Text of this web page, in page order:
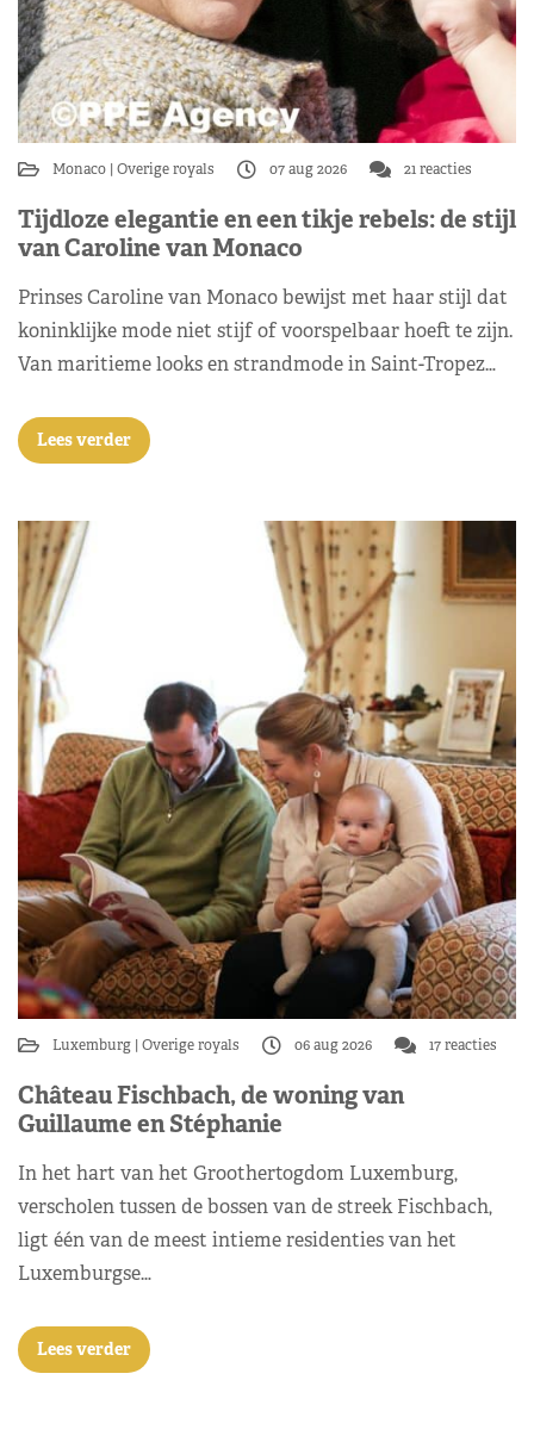
Monaco Overige royals 07 aug 2026 21 reacties
Tijdloze elegantie en een tikje rebels: de stijl
van Caroline van Monaco
Prinses Caroline van Monaco bewijst met haar stijl dat
koninklijke mode niet stijf of voorspelbaar hoeft te zijn.
Van maritieme looks en strandmode in Saint-Tropez…
Lees verder
Luxemburg Overige royals 06 aug 2026 17 reacties
Château Fischbach, de woning van
Guillaume en Stéphanie
In het hart van het Groothertogdom Luxemburg,
verscholen tussen de bossen van de streek Fischbach,
ligt één van de meest intieme residenties van het
Luxemburgse…
Lees verder